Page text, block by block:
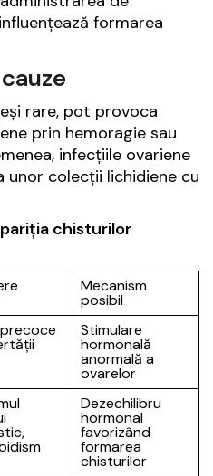
formarea
rare, pot provoca
prin hemoragie sau
infecțiile ovariene
colecții lichidiene cu
chisturilor
Mecanism
posibil
Stimulare
hormonală
anormală a
ovarelor
Dezechilibru
hormonal
favorizând
formarea
chisturilor